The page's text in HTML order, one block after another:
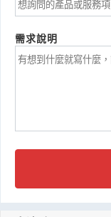
需求說明